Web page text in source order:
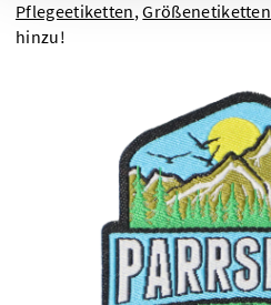
Pflegeetiketten,Größenetiketten
hinzu!